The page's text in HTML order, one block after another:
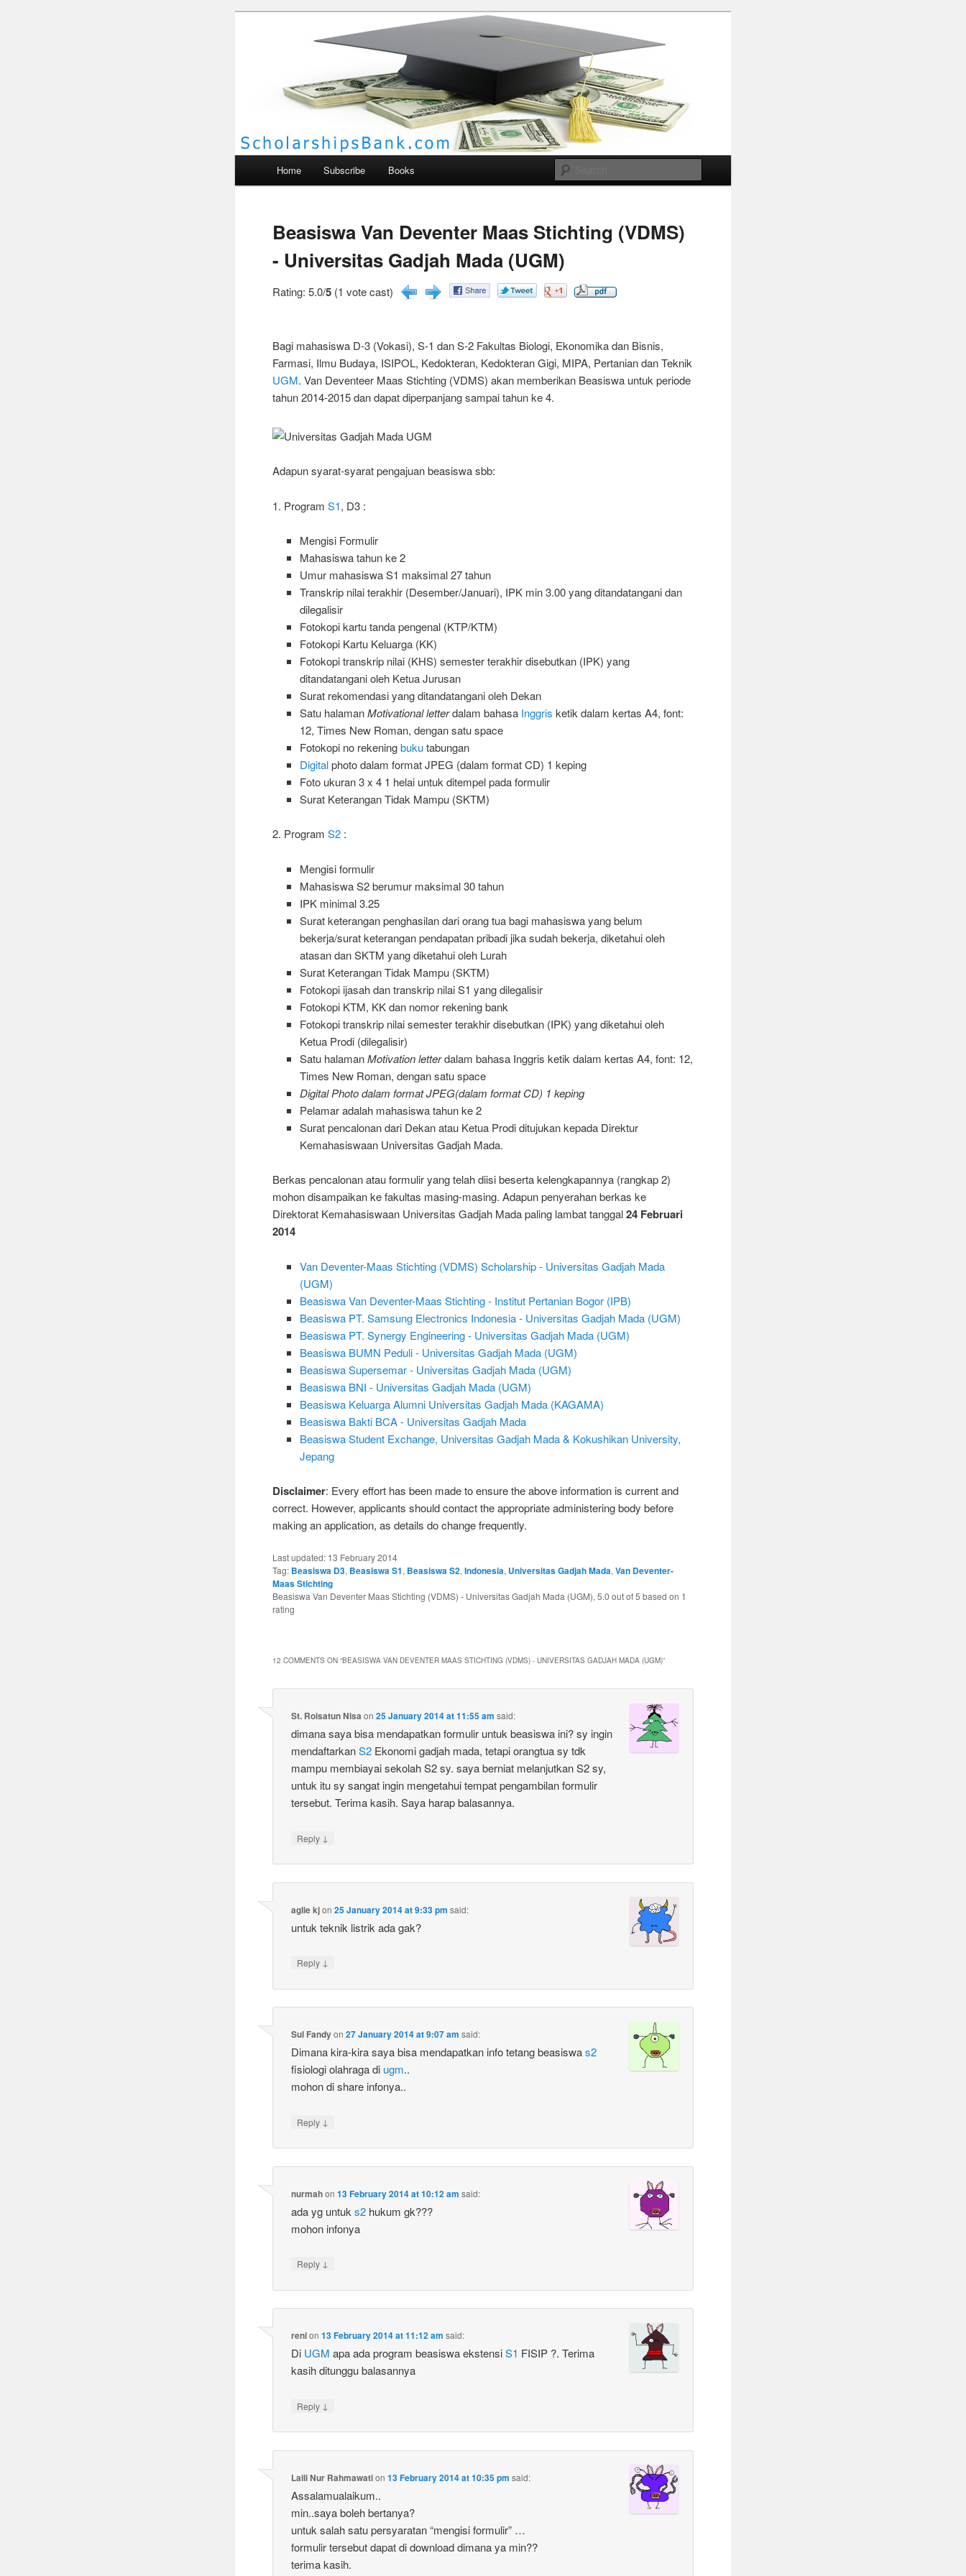
Scholarships Bank
Home Subscribe Books
Beasiswa Van Deventer Maas Stichting (VDMS)
- Universitas Gadjah Mada (UGM)
Rating: 5.0/5 (1 vote cast)
Bagi mahasiswa D-3 (Vokasi), S-1 dan S-2 Fakultas Biologi, Ekonomika dan Bisnis,
Farmasi, Ilmu Budaya, ISIPOL, Kedokteran, Kedokteran Gigi, MIPA, Pertanian dan Teknik
UGM. Van Deventeer Maas Stichting (VDMS) akan memberikan Beasiswa untuk periode
tahun 2014-2015 dan dapat diperpanjang sampai tahun ke 4.
Adapun syarat-syarat pengajuan beasiswa sbb:
1. ProgramS1, D3 :
Mengisi Formulir
Mahasiswa tahun ke 2
Umur mahasiswa S1 maksimal 27 tahun
Transkrip nilai terakhir (Desember/Januari), IPK min 3.00 yang ditandatangani dan
dilegalisir
Fotokopi kartu tanda pengenal (KTP/KTM)
Fotokopi Kartu Keluarga (KK)
Fotokopi transkrip nilai (KHS) semester terakhir disebutkan (IPK) yang
ditandatangani oleh Ketua Jurusan
Surat rekomendasi yang ditandatangani oleh Dekan
Satu halamanMotivational letterdalam bahasa Inggris ketik dalam kertas A4, font:
12, Times New Roman, dengan satu space
Fotokopi no rekeningbukutabungan
Digitalphoto dalam format JPEG (dalam format CD) 1 keping
Foto ukuran 3 x 4 1 helai untuk ditempel pada formulir
Surat Keterangan Tidak Mampu (SKTM)
2. ProgramS2 :
Mengisi formulir
Mahasiswa S2 berumur maksimal 30 tahun
IPK minimal 3.25
Surat keterangan penghasilan dari orang tua bagi mahasiswa yang belum
bekerja/surat keterangan pendapatan pribadi jika sudah bekerja, diketahui oleh
atasan dan SKTM yang diketahui oleh Lurah
Surat Keterangan Tidak Mampu (SKTM)
Fotokopi ijasah dan transkrip nilai S1 yang dilegalisir
Fotokopi KTM, KK dan nomor rekening bank
Fotokopi transkrip nilai semester terakhir disebutkan (IPK) yang diketahui oleh
Ketua Prodi (dilegalisir)
Satu halamanMotivation letterdalam bahasa Inggris ketik dalam kertas A4, font: 12,
Times New Roman, dengan satu space
Digital Photo dalam format JPEG(dalam format CD) 1 keping
Pelamar adalah mahasiswa tahun ke 2
Surat pencalonan dari Dekan atau Ketua Prodi ditujukan kepada Direktur
Kemahasiswaan Universitas Gadjah Mada.
Berkas pencalonan atau formulir yang telah diisi beserta kelengkapannya (rangkap 2)
mohon disampaikan ke fakultas masing-masing. Adapun penyerahan berkas ke
Direktorat Kemahasiswaan Universitas Gadjah Mada paling lambat tanggal24 Februari
2014
Van Deventer-Maas Stichting (VDMS) Scholarship - Universitas Gadjah Mada
(UGM)
Beasiswa Van Deventer-Maas Stichting - Institut Pertanian Bogor (IPB)
Beasiswa PT. Samsung Electronics Indonesia - Universitas Gadjah Mada (UGM)
Beasiswa PT. Synergy Engineering - Universitas Gadjah Mada (UGM)
Beasiswa BUMN Peduli - Universitas Gadjah Mada (UGM)
Beasiswa Supersemar - Universitas Gadjah Mada (UGM)
Beasiswa BNI - Universitas Gadjah Mada (UGM)
Beasiswa Keluarga Alumni Universitas Gadjah Mada (KAGAMA)
Beasiswa Bakti BCA - Universitas Gadjah Mada
Beasiswa Student Exchange, Universitas Gadjah Mada & Kokushikan University,
Jepang
Disclaimer: Every effort has been made to ensure the above information is current and
correct. However, applicants should contact the appropriate administering body before
making an application, as details do change frequently.
Last updated: 13 February 2014
Tag: Beasiswa D3, Beasiswa S1, Beasiswa S2,Indonesia, Universitas Gadjah Mada,Van Deventer-
Maas Stichting
Beasiswa Van Deventer Maas Stichting (VDMS) - Universitas Gadjah Mada (UGM),5.0 out of5 based on 1
rating
12 COMMENTS ON “BEASISWA VAN DEVENTER MAAS STICHTING (VDMS) - UNIVERSITAS GADJAH MADA (UGM)”
St. Roisatun Nisa on 25 January 2014 at 11:55 am said:
dimana saya bisa mendapatkan formulir untuk beasiswa ini? sy ingin
mendaftarkanS2Ekonomi gadjah mada, tetapi orangtua sy tdk
mampu membiayai sekolah S2 sy. saya berniat melanjutkan S2 sy,
untuk itu sy sangat ingin mengetahui tempat pengambilan formulir
tersebut. Terima kasih. Saya harap balasannya.
Reply ↓
aglie kjon 25 January 2014 at 9:33 pm said:
untuk teknik listrik ada gak?
Reply ↓
Sul Fandyon 27 January 2014 at 9:07 am said:
Dimana kira-kira saya bisa mendapatkan info tetang beasiswas2
fisiologi olahraga di ugm..
mohon di share infonya..
Reply ↓
nurmahon 13 February 2014 at 10:12 am said:
ada yg untuk s2hukum gk???
mohon infonya
Reply ↓
renion 13 February 2014 at 11:12 am said:
Di UGM apa ada program beasiswa ekstensiS1 FISIP ?. Terima
kasih ditunggu balasannya
Reply ↓
Laili Nur Rahmawation 13 February 2014 at 10:35 pm said:
Assalamualaikum..
min..saya boleh bertanya?
untuk salah satu persyaratan “mengisi formulir” …
formulir tersebut dapat di download dimana ya min??
terima kasih.